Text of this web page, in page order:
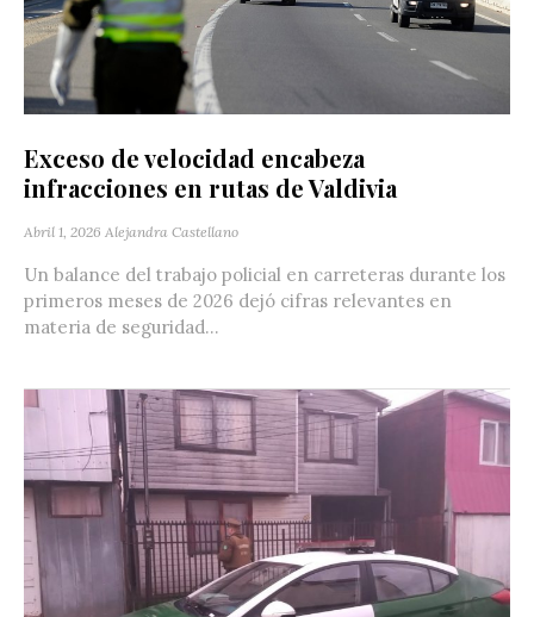
Exceso de velocidad encabeza
infracciones en rutas de Valdivia
Abril 1, 2026 Alejandra Castellano
Un balance del trabajo policial en carreteras durante los
primeros meses de 2026 dejó cifras relevantes en
materia de seguridad...